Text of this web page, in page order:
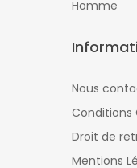
Homme
Nous
Conditions
Droit de
Mentions